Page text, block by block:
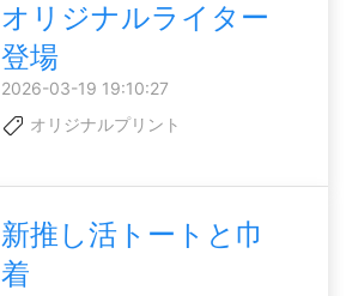
オリジナルライター
登場
2026-03-19 19:10:27
オリジナルプリント
新推し活トートと巾
着